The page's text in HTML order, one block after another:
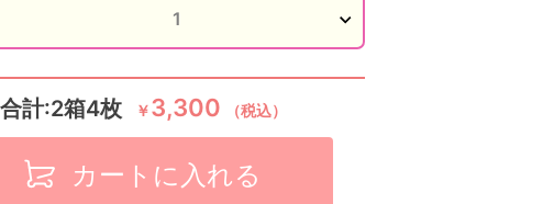
合計:2箱4枚 ￥3,300 （税込）
カートに入れる